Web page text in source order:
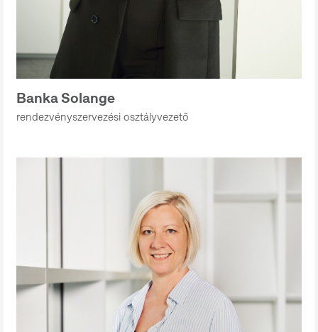
Banka Solange
rendezvényszervezési osztályvezető